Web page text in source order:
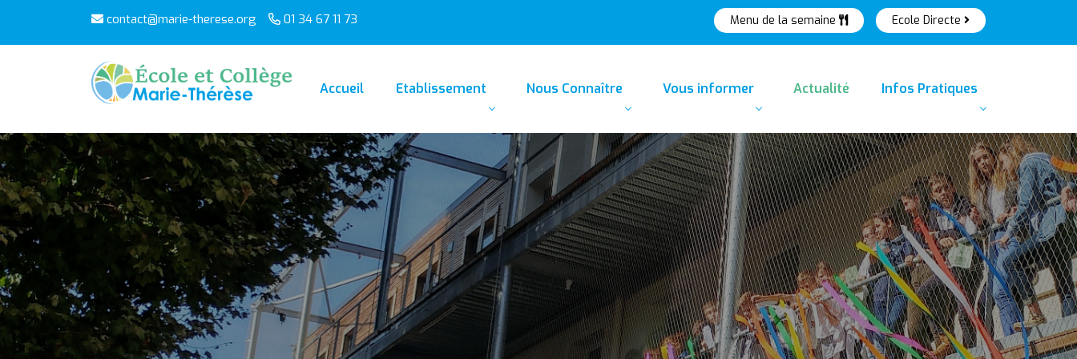
contact@marie-therese.org 01 34 67 11 73 Menu de la semaine Ecole Directe
Accueil Etablissement Nous Connaître Vous informer Actualité Infos Pratiques